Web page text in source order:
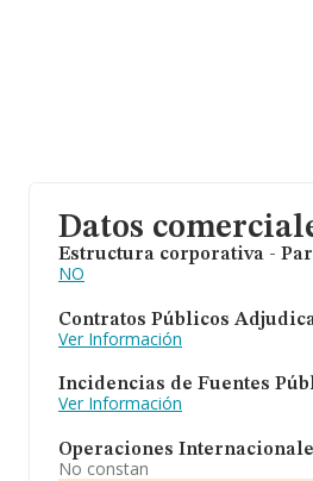
Datos
Estructura corporativa -
NO
Contratos Públicos
Ver Información
Incidencias de Fuentes
Ver Información
Operaciones
No constan